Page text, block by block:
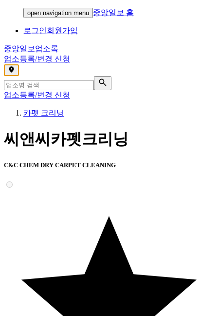
open navigation menu 중앙일보 홈
로그인회원가입
중앙일보 업소록
업소등록/변경 신청
,
업소등록/변경 신청
카펫 크리닝
씨앤씨카펫크리닝
C&C CHEM DRY CARPET CLEANING